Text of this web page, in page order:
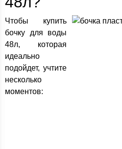
Чтобы купить
бочку для воды
48л, которая
идеально
подойдет, учтите
несколько
моментов: